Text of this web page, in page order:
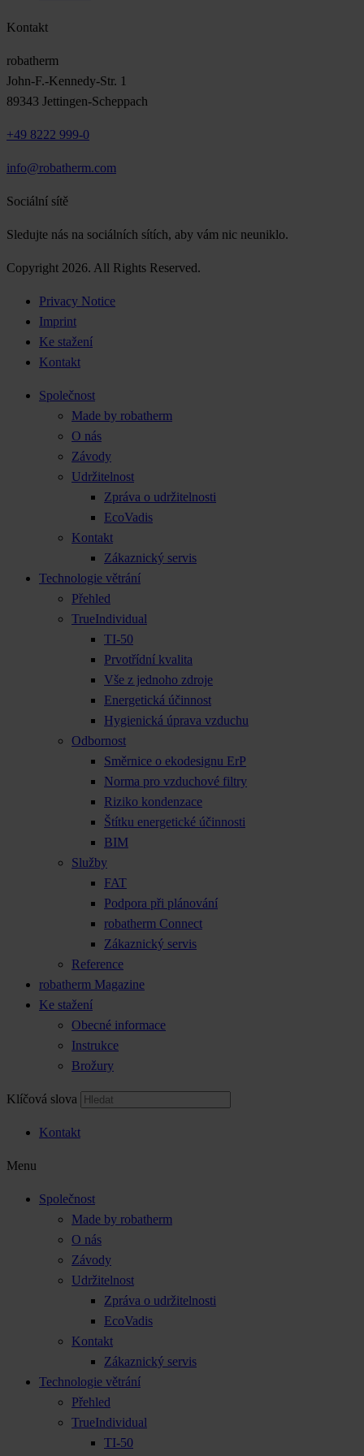
Kontakt
robatherm
John-F.-Kennedy-Str. 1
89343 Jettingen-Scheppach
+49 8222 999-0
info@robatherm.com
Sociální sítě
Sledujte nás na sociálních sítích, aby vám nic neuniklo.
Copyright 2026. All Rights Reserved.
Privacy Notice
Imprint
Ke stažení
Kontakt
Společnost
Made by robatherm
O nás
Závody
Udržitelnost
Zpráva o udržitelnosti
EcoVadis
Kontakt
Zákaznický servis
Technologie větrání
Přehled
TrueIndividual
TI-50
Prvotřídní kvalita
Vše z jednoho zdroje
Energetická účinnost
Hygienická úprava vzduchu
Odbornost
Směrnice o ekodesignu ErP
Norma pro vzduchové filtry
Riziko kondenzace
Štítku energetické účinnosti
BIM
Služby
FAT
Podpora při plánování
robatherm Connect
Zákaznický servis
Reference
robatherm Magazine
Ke stažení
Obecné informace
Instrukce
Brožury
Klíčová slova
Kontakt
Menu
Společnost
Made by robatherm
O nás
Závody
Udržitelnost
Zpráva o udržitelnosti
EcoVadis
Kontakt
Zákaznický servis
Technologie větrání
Přehled
TrueIndividual
TI-50